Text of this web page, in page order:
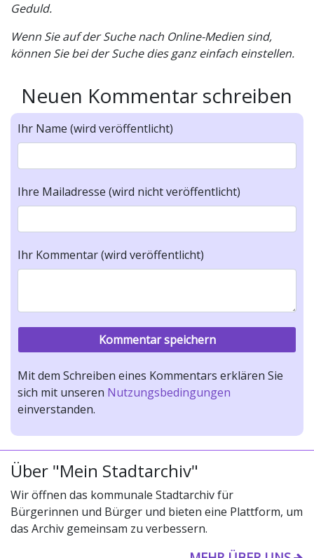
Geduld.
Wenn Sie auf der Suche nach Online-Medien sind,
können Sie bei der Suche dies ganz einfach einstellen.
Neuen Kommentar schreiben
Ihr Name (wird veröffentlicht)
Ihre Mailadresse (wird nicht veröffentlicht)
Ihr Kommentar (wird veröffentlicht)
Mit dem Schreiben eines Kommentars erklären Sie
sich mit unseren Nutzungsbedingungen
einverstanden.
Über "Mein Stadtarchiv"
Wir öffnen das kommunale Stadtarchiv für
Bürgerinnen und Bürger und bieten eine Plattform, um
das Archiv gemeinsam zu verbessern.